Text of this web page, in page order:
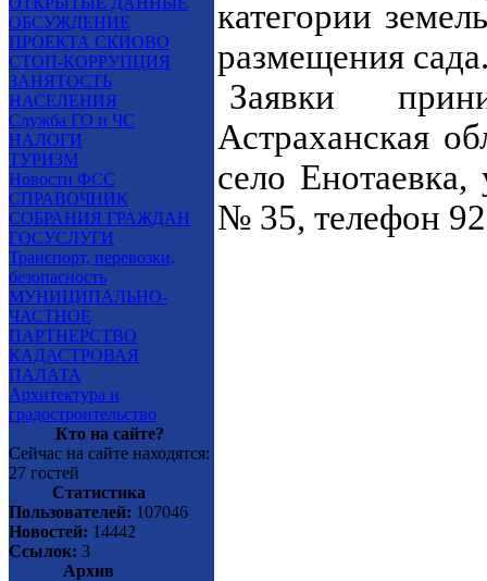
ОБСУЖДЕНИЕ
ПРОЕКТА СКИОВО
СТОП-КОРРУПЦИЯ
ЗАНЯТОСТЬ
НАСЕЛЕНИЯ
Служба ГО и ЧС
НАЛОГИ
ТУРИЗМ
Новости ФСС
СПРАВОЧНИК
СОБРАНИЯ ГРАЖДАН
ГОСУСЛУГИ
Транспорт, перевозки,
безопасность
МУНИЦИПАЛЬНО-
ЧАСТНОЕ
ПАРТНЕРСТВО
КАДАСТРОВАЯ
ПАЛАТА
Архитектура и
градостроительство
Кто на сайте?
Сейчас на сайте находятся:
27 гостей
Статистика
Пользователей: 107046
Новостей: 14442
Ссылок: 3
Архив
категории
размещения
Заявки
Астраханская
село
№ 35, телефон